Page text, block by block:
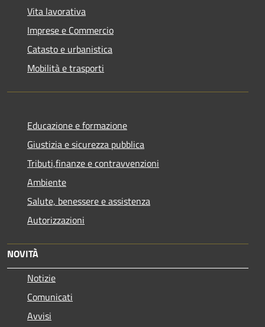
Vita lavorativa
Imprese e Commercio
Catasto e urbanistica
Mobilità e trasporti
Educazione e formazione
Giustizia e sicurezza pubblica
Tributi,finanze e contravvenzioni
Ambiente
Salute, benessere e assistenza
Autorizzazioni
NOVITÀ
Notizie
Comunicati
Avvisi